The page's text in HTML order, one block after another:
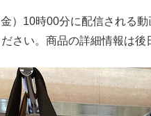
）10時00分に配信される
さい。商品の詳細情報は後